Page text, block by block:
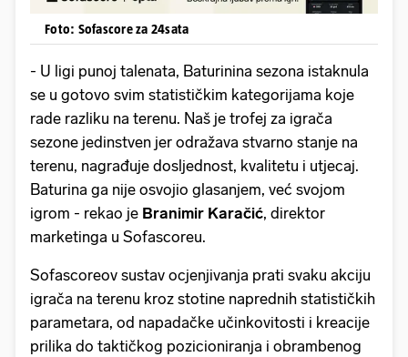
Foto: Sofascore za 24sata
- U ligi punoj talenata, Baturinina sezona istaknula
se u gotovo svim statističkim kategorijama koje
rade razliku na terenu. Naš je trofej za igrača
sezone jedinstven jer odražava stvarno stanje na
terenu, nagrađuje dosljednost, kvalitetu i utjecaj.
Baturina ga nije osvojio glasanjem, već svojom
igrom - rekao je Branimir Karačić, direktor
marketinga u Sofascoreu.
Sofascoreov sustav ocjenjivanja prati svaku akciju
igrača na terenu kroz stotine naprednih statističkih
parametara, od napadačke učinkovitosti i kreacije
prilika do taktičkog pozicioniranja i obrambenog